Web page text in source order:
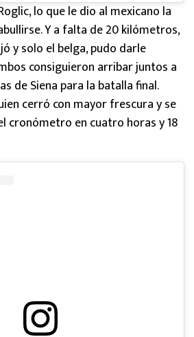
lo que le dio al mexicano la
Y a falta de 20 kilómetros,
y solo el belga, pudo darle
consiguieron arribar juntos a
de Siena para la batalla final.
cerró con mayor frescura y se
cronómetro en cuatro horas y 18